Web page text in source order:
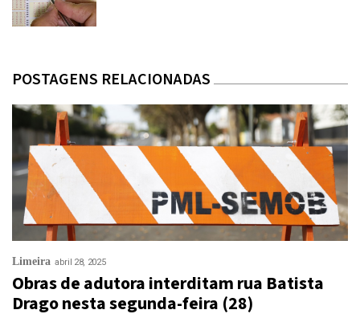
POSTAGENS RELACIONADAS
Limeira abril 28, 2025
Obras de adutora interditam rua Batista
Drago nesta segunda-feira (28)